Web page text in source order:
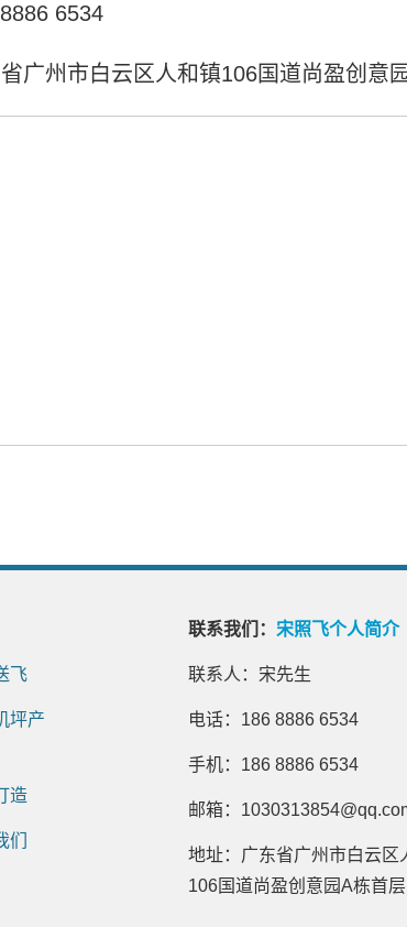
6534
广州市白云区人和镇106国道尚盈创意
飞
坪产
造
们
联系我们： 宋照飞个人简介
联系人：宋先生
电话：186 8886 6534
手机：186 8886 6534
邮箱：
地址：广东省广州市白云区
106国道尚盈创意园A栋首层